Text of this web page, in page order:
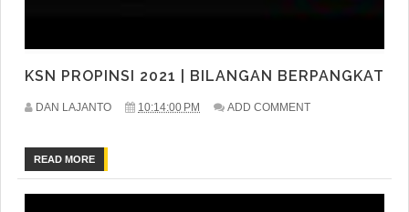
KSN PROPINSI 2021 | BILANGAN BERPANGKAT
DAN LAJANTO 10:14:00 PM ADD COMMENT
READ MORE